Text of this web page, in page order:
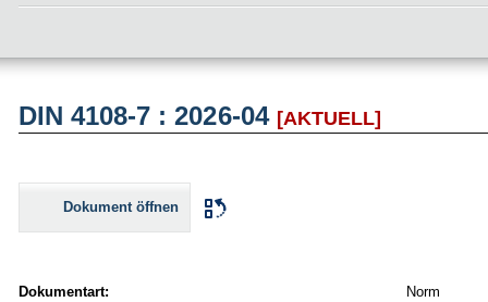
DIN 4108-7 : 2026-04 [AKTUELL]
Dokument öffnen
Dokumentart:
Norm